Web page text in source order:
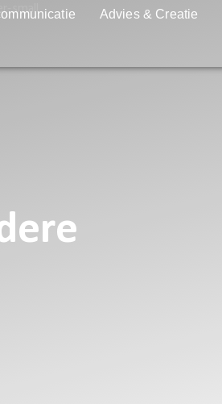
Advies & Creatie